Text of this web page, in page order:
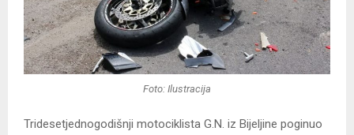
Foto: Ilustracija
Tridesetjednogodišnji motociklista G.N. iz Bijeljine poginuo